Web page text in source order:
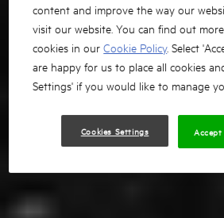
content and improve the way our
visit our website. You can find out
cookies in ourCookie Policy. Select
are happy for us to place all cookies
Settings' if you would like to manage
Cookies Settings Accept